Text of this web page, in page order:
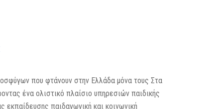
που φτάνουν στην Ελλάδα μόνα τους Στα
ένα ολιστικό πλαίσιο υπηρεσιών παιδικής
παιδαγωγική και κοινωνική